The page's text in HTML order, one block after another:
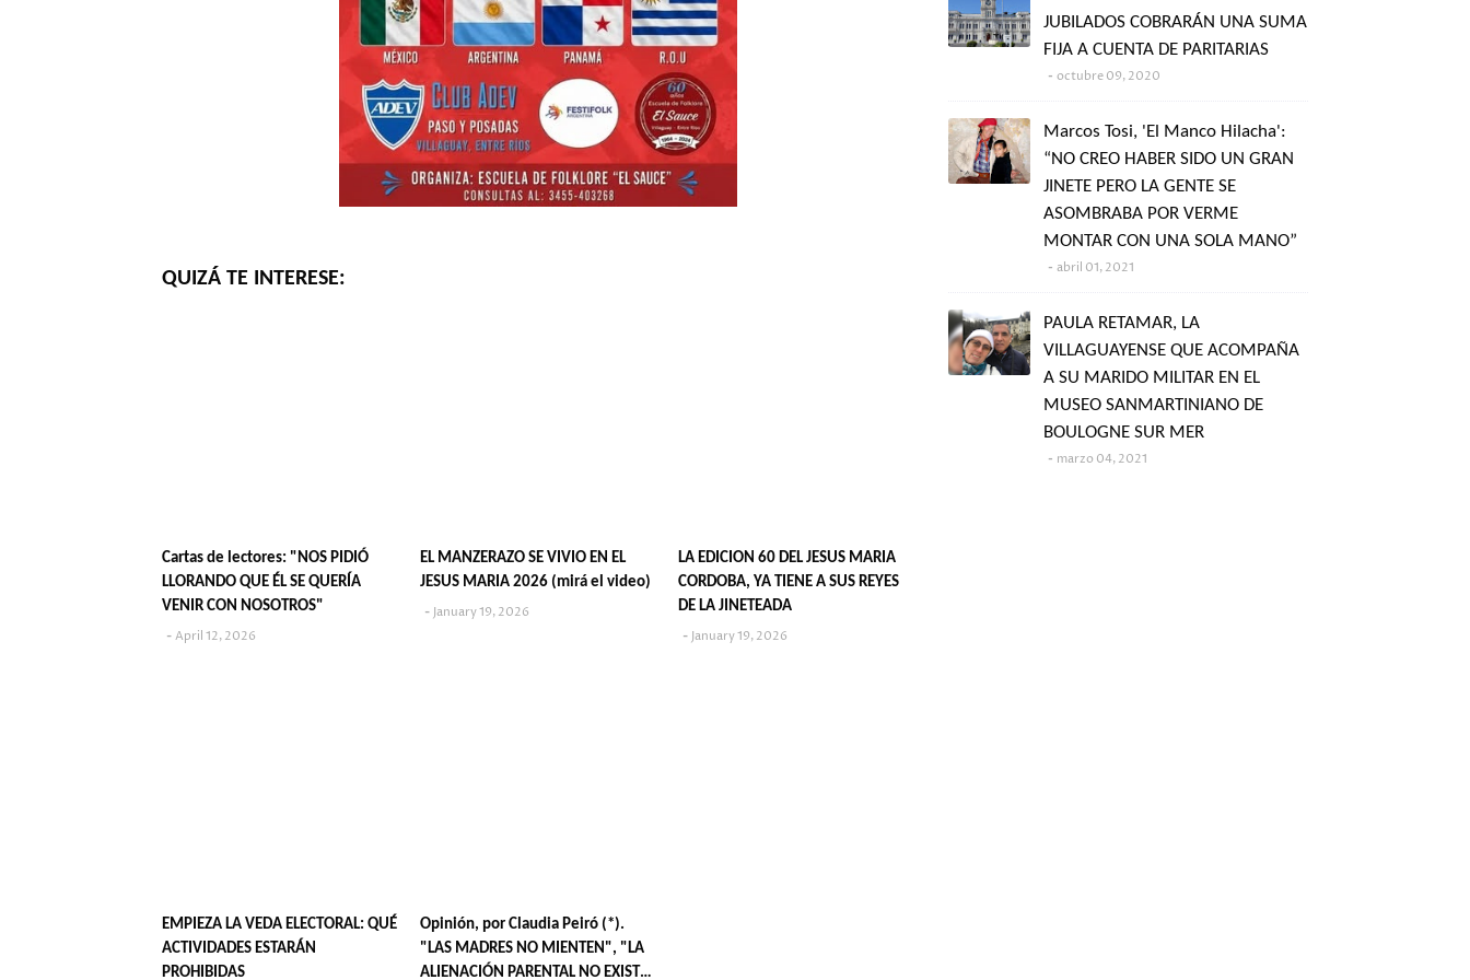
QUIZÁ TE INTERESE:
Cartas de lectores: "NOS PIDIÓ
LLORANDO QUE ÉL SE QUERÍA
VENIR CON NOSOTROS"
April 12, 2026
EL MANZERAZO SE VIVIO EN EL
JESUS MARIA 2026 (mirá el video)
January 19, 2026
LA EDICION 60 DEL JESUS MARIA
CORDOBA, YA TIENE A SUS REYES
DE LA JINETEADA
January 19, 2026
EMPIEZA LA VEDA ELECTORAL: QUÉ
ACTIVIDADES ESTARÁN
PROHIBIDAS
Opinión, por Claudia Peiró (*).
"LAS MADRES NO MIENTEN", "LA
ALIENACIÓN PARENTAL NO EXISTE”
JUBILADOS COBRARÁN UNA SUMA
FIJA A CUENTA DE PARITARIAS
octubre 09, 2020
Marcos Tosi, 'El Manco Hilacha':
“NO CREO HABER SIDO UN GRAN
JINETE PERO LA GENTE SE
ASOMBRABA POR VERME
MONTAR CON UNA SOLA MANO”
abril 01, 2021
PAULA RETAMAR, LA
VILLAGUAYENSE QUE ACOMPAÑA
A SU MARIDO MILITAR EN EL
MUSEO SANMARTINIANO DE
BOULOGNE SUR MER
marzo 04, 2021